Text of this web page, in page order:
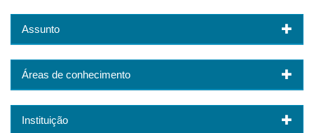
Assunto
Áreas de conhecimento
Instituição